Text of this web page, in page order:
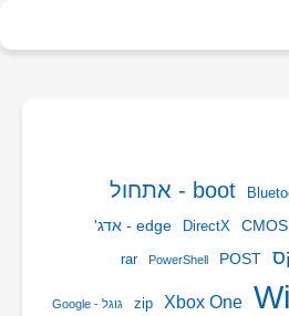
boot - אתחול
CMOS
DirectX edge - אדג'
POST
PowerShell
rar
Xbox One
zip גוגל - Google